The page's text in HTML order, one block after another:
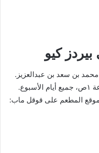
كيو
بن سعد بن عبدالعزيز.
أوقات العمل من الساعة ١م إلى الساعة ١ص، جميع أيام الأسبوع.